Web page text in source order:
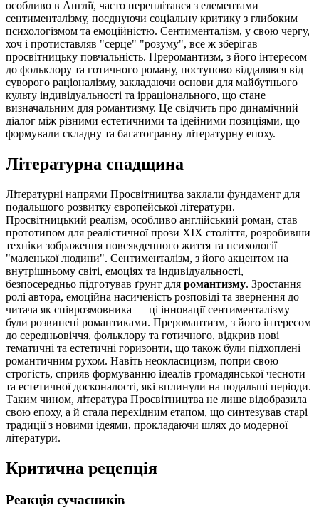
особливо в Англії, часто переплітався з елементами
сентименталізму, поєднуючи соціальну критику з глибоким
психологізмом та емоційністю. Сентименталізм, у свою чергу,
хоч і протиставляв "серце" "розуму", все ж зберігав
просвітницьку повчальність. Преромантизм, з його інтересом
до фольклору та готичного роману, поступово віддалявся від
суворого раціоналізму, закладаючи основи для майбутнього
культу індивідуальності та ірраціонального, що стане
визначальним для романтизму. Це свідчить про динамічний
діалог між різними естетичними та ідейними позиціями, що
формували складну та багатогранну літературну епоху.
Літературна спадщина
Літературні напрями Просвітництва заклали фундамент для
подальшого розвитку європейської літератури.
Просвітницький реалізм, особливо англійський роман, став
прототипом для реалістичної прози XIX століття, розробивши
техніки зображення повсякденного життя та психології
"маленької людини". Сентименталізм, з його акцентом на
внутрішньому світі, емоціях та індивідуальності,
безпосередньо підготував ґрунт для романтизму. Зростання
ролі автора, емоційна насиченість розповіді та звернення до
читача як співрозмовника — ці інновації сентименталізму
були розвинені романтиками. Преромантизм, з його інтересом
до середньовіччя, фольклору та готичного, відкрив нові
тематичні та естетичні горизонти, що також були підхоплені
романтичним рухом. Навіть неокласицизм, попри свою
строгість, сприяв формуванню ідеалів громадянської чесноти
та естетичної досконалості, які вплинули на подальші періоди.
Таким чином, література Просвітництва не лише відобразила
свою епоху, а й стала перехідним етапом, що синтезував старі
традиції з новими ідеями, прокладаючи шлях до модерної
літератури.
Критична рецепція
Реакція сучасників